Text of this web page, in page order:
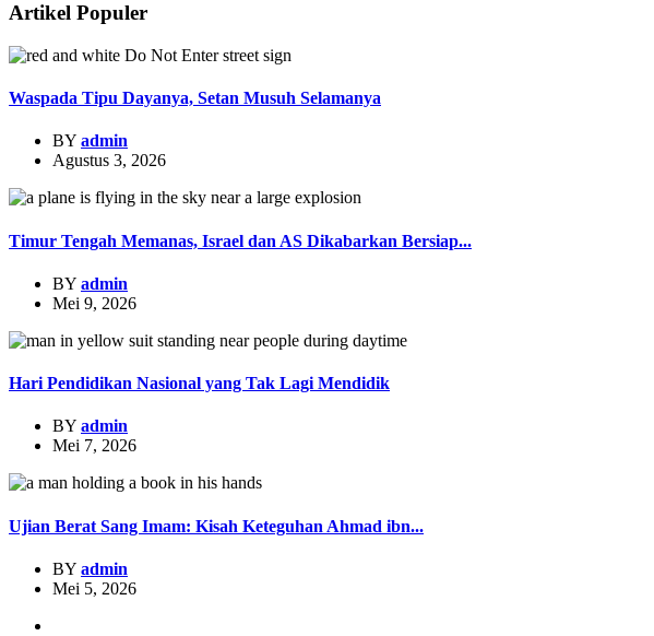
Artikel Populer
Waspada Tipu Dayanya, Setan Musuh Selamanya
BY admin
Agustus 3, 2026
Timur Tengah Memanas, Israel dan AS Dikabarkan Bersiap...
BY admin
Mei 9, 2026
Hari Pendidikan Nasional yang Tak Lagi Mendidik
BY admin
Mei 7, 2026
Ujian Berat Sang Imam: Kisah Keteguhan Ahmad ibn...
BY admin
Mei 5, 2026